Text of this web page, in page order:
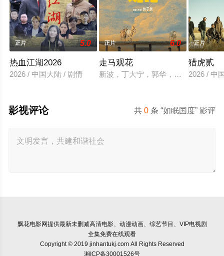
正片 5.0
热血江湖2026
2026 / 中国大陆 / 剧情
正片 6.0
走马观花
新波，丁大宁，郭华，程一木他们毕
正片
猎虎贰
2026 / 中
共0 条 “如眠国度” 影评
影视评论
飘花电影网提供最新未删减高清电影、动漫动画、综艺节目、VIP电视剧
全集免费在线观看
Copyright © 2019 jinhantukj.com All Rights Reserved
湘ICP备30001526号